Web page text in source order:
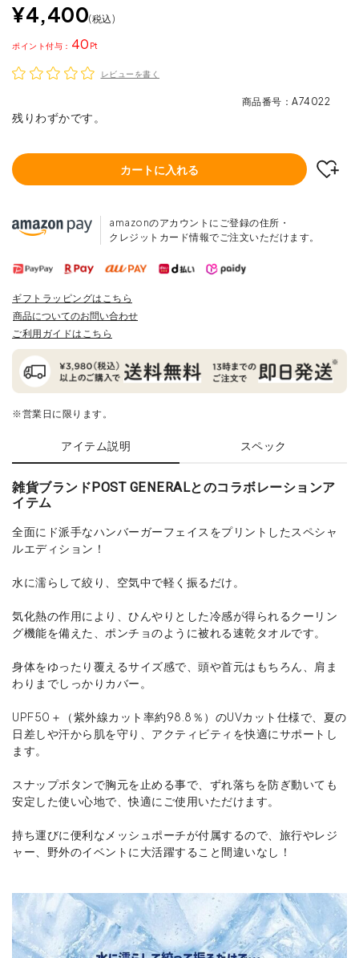
¥4,400 税込
40
ポイント
レビューを書く
商品番号 A74022
残りわずかです。
カートに入れる
amazonのアカウントにご登録の住所・
クレジットカード情報でご注文いただけます。
ギフトラッピングはこちら
商品についてのお問い合わせ
ご利用ガイドはこちら
※営業日に限ります。
アイテム説明 スペック
雑貨ブランドPOST GENERALとのコラボレーションア
イテム
全面にド派手なハンバーガーフェイスをプリントしたスペシャ
ルエディション！
水に濡らして絞り、空気中で軽く振るだけ。
気化熱の作用により、ひんやりとした冷感が得られるクーリン
グ機能を備えた、ポンチョのように被れる速乾タオルです。
身体をゆったり覆えるサイズ感で、頭や首元はもちろん、肩ま
わりまでしっかりカバー。
UPF50＋（紫外線カット率約98.8％）のUVカット仕様で、夏の
日差しや汗から肌を守り、アクティビティを快適にサポートし
ます。
スナップボタンで胸元を止める事で、ずれ落ちを防ぎ動いても
安定した使い心地で、快適にご使用いただけます。
持ち運びに便利なメッシュポーチが付属するので、旅行やレジ
ャー、野外のイベントに大活躍すること間違いなし！